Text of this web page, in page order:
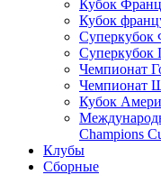
Кубок
Кубок
Суперкубок
Суперкубок
Чемпионат
Чемпионат
Кубок
Champions
Клубы
Сборные